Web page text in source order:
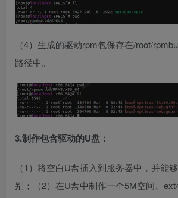
（4）生成的驱动rpm包保存在/root/
路径中。
3.制作包含驱动的U盘：
（1）将空白U盘插入到服务器中，并能
别；（2）在U盘中制作一个5M空间、